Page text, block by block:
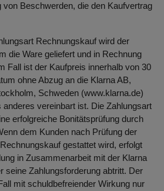
von Beschwerden, die den Kaufvertrag
Rechnungskauf wird der
die Ware geliefert und in Rechnung
Fall ist der Kaufpreis innerhalb von 30
ohne Abzug an die Klarna AB,
Schweden (www.klarna.de)
vereinbart ist. Die Zahlungsart
erfolgreiche Bonitätsprüfung durch
dem Kunden nach Prüfung der
gestattet wird, erfolgt
in Zusammenarbeit mit der Klarna
seine Zahlungsforderung abtritt. Der
mit schuldbefreiender Wirkung nur